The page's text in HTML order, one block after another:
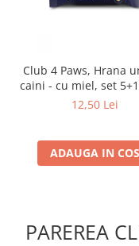
Club 4 Paws, Hrana
caini - cu miel, set
g
12,50 Lei
ADAUGA IN COS
PAREREA